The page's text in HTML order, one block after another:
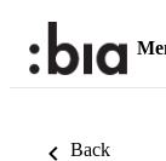
Back